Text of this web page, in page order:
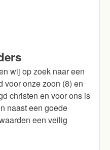
wij op zoek naar een
voor onze zoon (8) en
christen en voor ons is
naast een goede
een veilig